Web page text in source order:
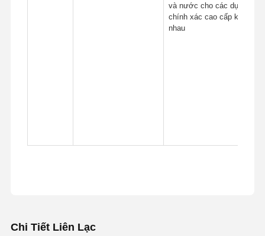
và nước cho các dụng cụ
chính xác cao cấp khác
nhau
Chi Tiết Liên Lạc